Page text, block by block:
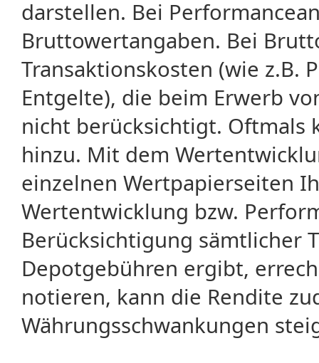
darstellen. Bei
Bruttowertangaben. Bei
Transaktionskosten (wie z.B.
Entgelte), die beim Erwerb
nicht berücksichtigt. Oftmals
hinzu. Mit dem
einzelnen Wertpapierseiten
Wertentwicklung bzw.
Berücksichtigung sämtlicher
Depotgebühren ergibt,
notieren, kann die Rendite
Währungsschwankungen